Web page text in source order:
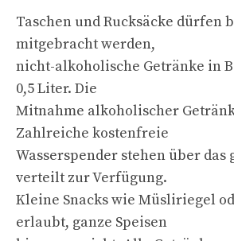
Taschen und Rucksäcke dürfen
mitgebracht werden,
nicht-alkoholische Getränke in
0,5 Liter. Die
Mitnahme alkoholischer
Zahlreiche kostenfreie
Wasserspender stehen über das
verteilt zur Verfügung.
Kleine Snacks wie Müsliriegel
erlaubt, ganze Speisen